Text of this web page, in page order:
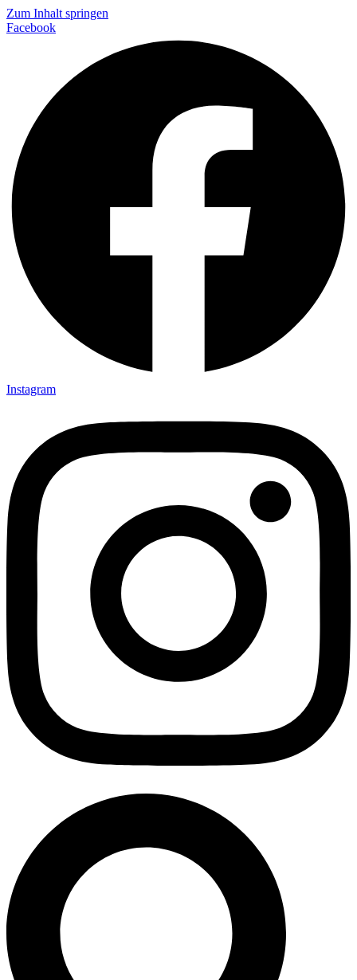
Zum Inhalt springen
Facebook
Instagram